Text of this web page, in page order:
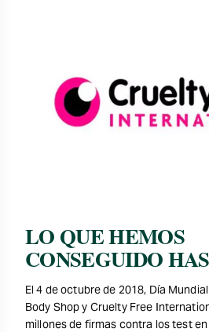
LO QUE HEMOS
CONSEGUIDO
El 4 de octubre de 2018, Día
Body Shop y Cruelty Free
millones de firmas contra los test